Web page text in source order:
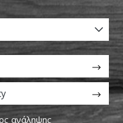
ανάληψης